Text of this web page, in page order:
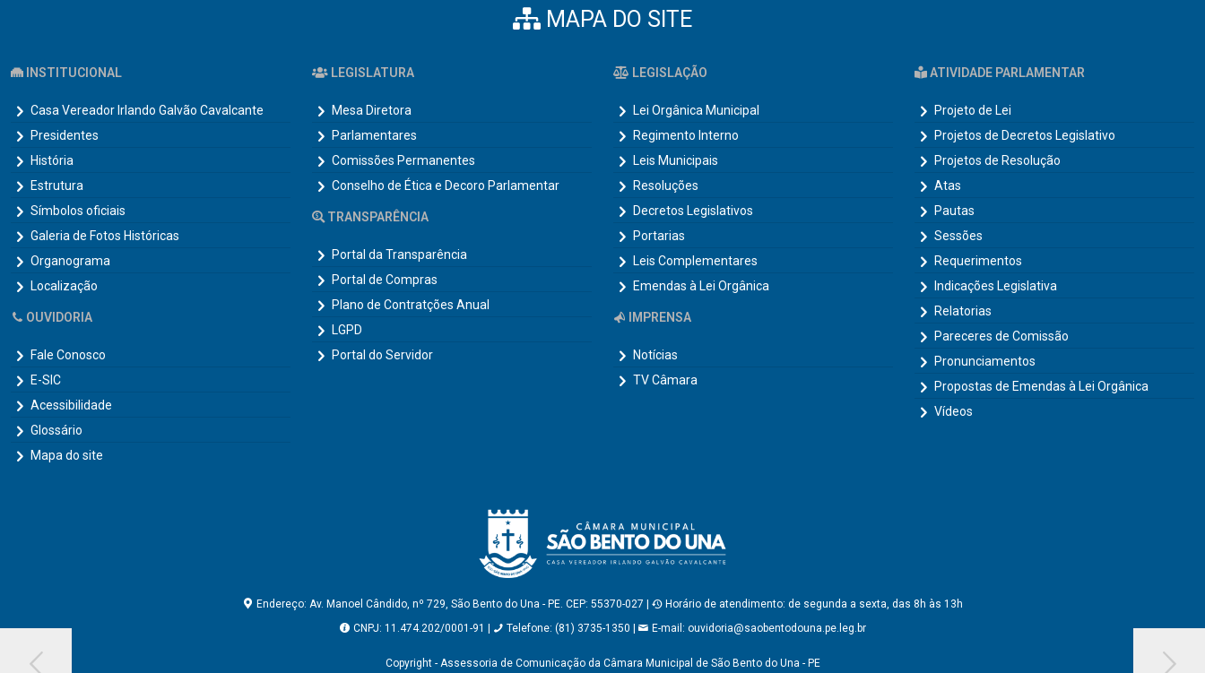
MAPA DO SITE
INSTITUCIONAL
Casa Vereador Irlando Galvão Cavalcante
Presidentes
História
Estrutura
Símbolos oficiais
Galeria de Fotos Históricas
Organograma
Localização
OUVIDORIA
Fale Conosco
E-SIC
Acessibilidade
Glossário
Mapa do site
LEGISLATURA
Mesa Diretora
Parlamentares
Comissões Permanentes
Conselho de Ética e Decoro Parlamentar
TRANSPARÊNCIA
Portal da Transparência
Portal de Compras
Plano de Contratções Anual
LGPD
Portal do Servidor
LEGISLAÇÃO
Lei Orgânica Municipal
Regimento Interno
Leis Municipais
Resoluções
Decretos Legislativos
Portarias
Leis Complementares
Emendas à Lei Orgânica
IMPRENSA
Notícias
TV Câmara
ATIVIDADE PARLAMENTAR
Projeto de Lei
Projetos de Decretos Legislativo
Projetos de Resolução
Atas
Pautas
Sessões
Requerimentos
Indicações Legislativa
Relatorias
Pareceres de Comissão
Pronunciamentos
Propostas de Emendas à Lei Orgânica
Vídeos
Endereço: Av. Manoel Cândido, nº 729, São Bento do Una - PE. CEP: 55370-027 |
Horário de atendimento: de segunda a sexta, das 8h às 13h
CNPJ: 11.474.202/0001-91 |
Telefone: (81) 3735-1350 | E-mail: ouvidoria@saobentodouna.pe.leg.br
Copyright - Assessoria de Comunicação da Câmara Municipal de São Bento do Una - PE